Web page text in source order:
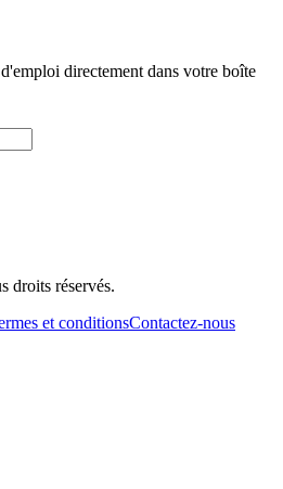
directement dans votre boîte
droits réservés.
et conditionsContactez-nous